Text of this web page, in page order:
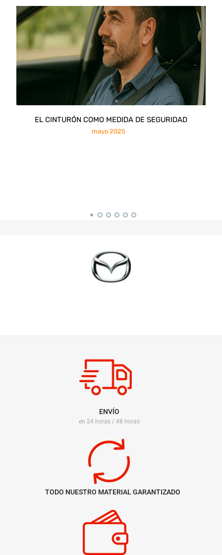
EL CINTURÓN COMO MEDIDA DE SEGURIDAD
mayo 2025
ENVÍO
en 24 horas / 48 horas
TODO NUESTRO MATERIAL GARANTIZADO